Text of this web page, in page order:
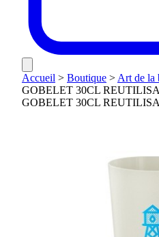
Accueil > Boutique >Art de la
GOBELET 30CL
GOBELET 30CL